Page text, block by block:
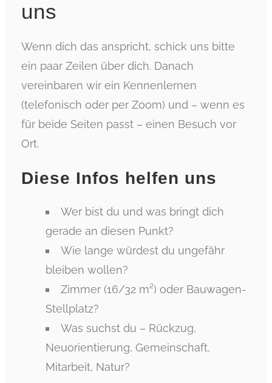
uns
Wenn dich das anspricht, schick uns bitte
ein paar Zeilen über dich. Danach
vereinbaren wir ein Kennenlernen
(telefonisch oder per Zoom) und – wenn es
für beide Seiten passt – einen Besuch vor
Ort.
Diese Infos helfen uns
Wer bist du und was bringt dich
gerade an diesen Punkt?
Wie lange würdest du ungefähr
bleiben wollen?
Zimmer (16/32 m²) oder Bauwagen-
Stellplatz?
Was suchst du – Rückzug,
Neuorientierung, Gemeinschaft,
Mitarbeit, Natur?